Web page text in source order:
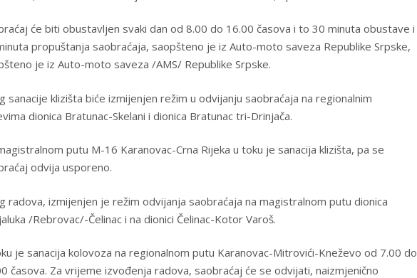
će biti obustavljen svaki dan od 8.00 do 16.00 časova i to 30 minuta obustave i
propuštanja saobraćaja, saopšteno je iz Auto-moto saveza Republike Srpske,
je iz Auto-moto saveza /AMS/ Republike Srpske.
sanacije klizišta biće izmijenjen režim u odvijanju saobraćaja na regionalnim
dionica Bratunac-Skelani i dionica Bratunac tri-Drinjača.
putu M-16 Karanovac-Crna Rijeka u toku je sanacija klizišta, pa se
odvija usporeno.
radova, izmijenjen je režim odvijanja saobraćaja na magistralnom putu dionica
/Rebrovac/-Čelinac i na dionici Čelinac-Kotor Varoš.
je sanacija kolovoza na regionalnom putu Karanovac-Mitrovići-Kneževo od 7.00 do
časova. Za vrijeme izvođenja radova, saobraćaj će se odvijati, naizmjenično